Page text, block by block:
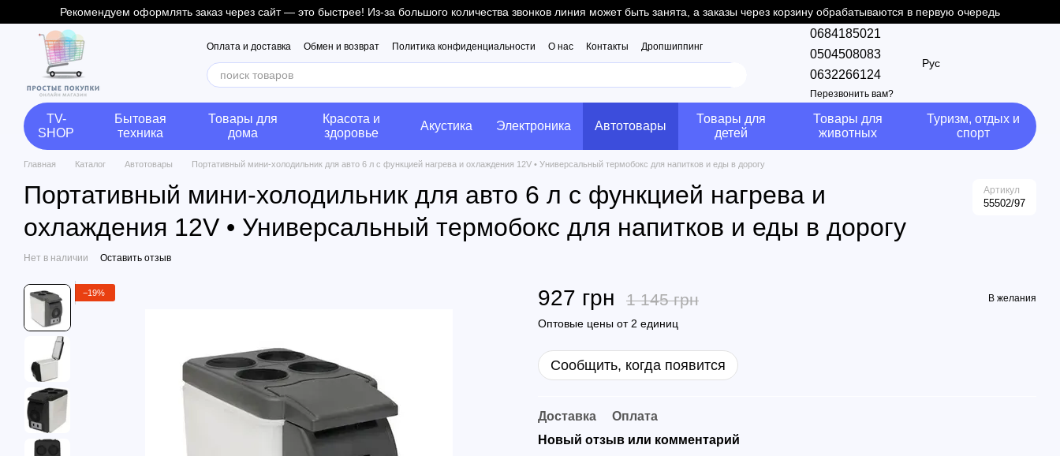
Перейти к основному контенту
Рекомендуем оформлять заказ через сайт — это быстрее! Из-за большого количества звонков линия может быть занята, а заказы через корзину обрабатываются в первую очередь
Оплата и доставка Обмен и возврат Политика конфиденциальности О нас Контакты Дропшиппинг
0684185021
0504508083
0632266124
Перезвонить вам?
Рус
TV-
SHOP
Бытовая
техника
Товары для
дома
Красота и
здоровье
Акустика Электроника Автотовары
Товары для
детей
Товары для
животных
Туризм, отдых и
спорт
Главная Каталог Автотовары Портативный мини-холодильник для авто 6 л с функцией нагрева и охлаждения 12V • Универсальный термобокс для напитков и еды в дорогу
Портативный мини-холодильник для авто 6 л с функцией нагрева и
охлаждения 12V • Универсальный термобокс для напитков и еды в дорогу
Артикул
55502/97
Нет в наличии Оставить отзыв
−19% 927 грн 1 145 грн В желания
Оптовые цены от 2 единиц
Сообщить, когда появится
Доставка
Оплата
Новый отзыв или комментарий